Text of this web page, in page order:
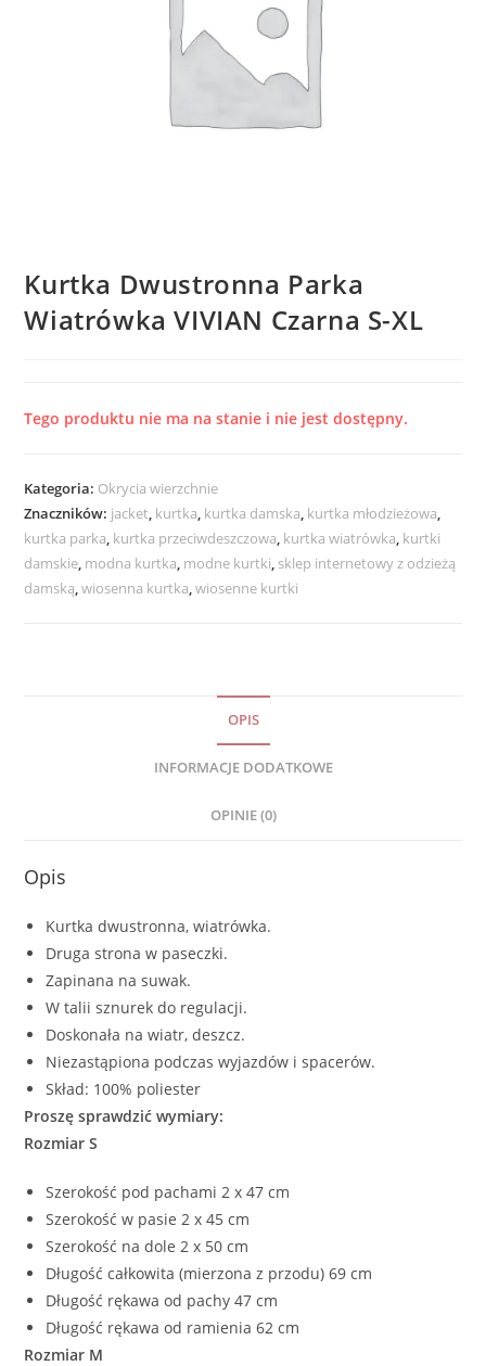
Kurtka Dwustronna Parka
Wiatrówka VIVIAN Czarna S-XL
Tego produktu nie ma na stanie i nie jest dostępny.
Kategoria: Okrycia wierzchnie
Znaczników: jacket, kurtka, kurtka damska, kurtka młodzieżowa,
kurtka parka, kurtka przeciwdeszczowa, kurtka wiatrówka, kurtki
damskie, modna kurtka, modne kurtki, sklep internetowy z odzieżą
damską,wiosenna kurtka,wiosenne kurtki
OPIS
INFORMACJE DODATKOWE
OPINIE (0)
Opis
Kurtka dwustronna, wiatrówka.
Druga strona w paseczki.
Zapinana na suwak.
W talii sznurek do regulacji.
Doskonała na wiatr, deszcz.
Niezastąpiona podczas wyjazdów i spacerów.
Skład: 100% poliester
Proszę sprawdzić wymiary:
Rozmiar S
Szerokość pod pachami 2 x 47 cm
Szerokość w pasie 2 x 45 cm
Szerokość na dole 2 x 50 cm
Długość całkowita (mierzona z przodu) 69 cm
Długość rękawa od pachy 47 cm
Długość rękawa od ramienia 62 cm
Rozmiar M